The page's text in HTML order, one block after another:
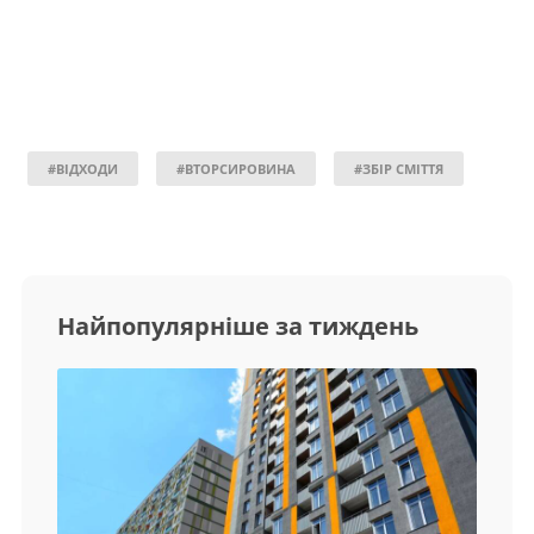
#ВІДХОДИ #ВТОРСИРОВИНА #ЗБІР СМІТТЯ
Найпопулярніше за тиждень